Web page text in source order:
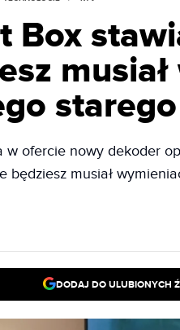
Box
w ofercie nowy dekoder
będziesz musiał
DODAJ DO ULUBIONYCH